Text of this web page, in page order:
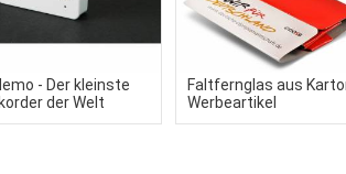
- Der kleinste
der Welt
Faltfernglas aus
Werbeartikel